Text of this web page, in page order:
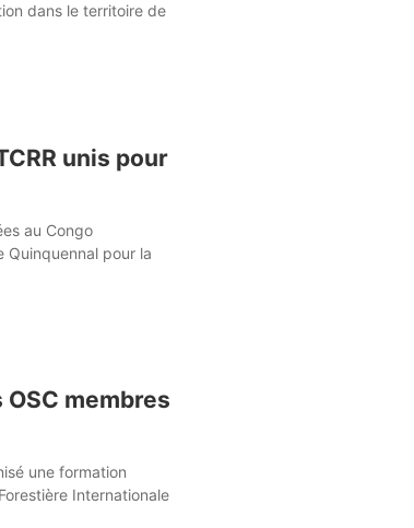
dans le territoire de
unis pour
au Congo
Quinquennal pour la
OSC membres
une formation
Internationale